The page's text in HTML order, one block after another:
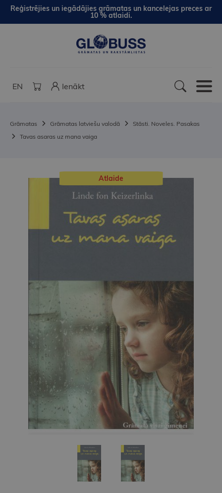
Reģistrējies un iegādājies grāmatas un kancelejas preces ar
10 % atlaidi.
EN Ienākt
Grāmatas Grāmatas latviešu valodā
Stāsti. Noveles. Pasakas
Tavas asaras uz mana vaiga
Atlaide